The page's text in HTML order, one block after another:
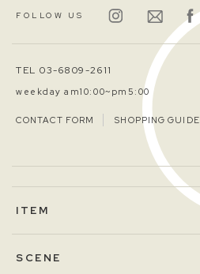
FOLLOW US
TEL 03-6809-2611
weekday am10:00~pm5:00
CONTACT FORM SHOPPING GUIDE
ITEM
SCENE